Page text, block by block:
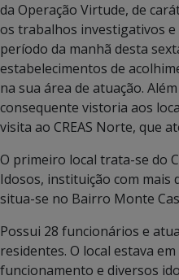
da Operação Virtude, de
os trabalhos investigativos
período da manhã desta
estabelecimentos de
na sua área de atuação.
consequente vistoria aos
visita ao CREAS Norte, que
O primeiro local trata-se do
Idosos, instituição com mais
situa-se no Bairro Monte
Possui 28 funcionários e
residentes. O local estava
funcionamento e diversos